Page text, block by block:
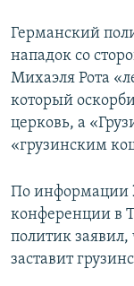
Германский
нападок со
Михаэля Рота
который
церковь, а
«грузинским
По информации
конференции в
политик заявил,
заставит